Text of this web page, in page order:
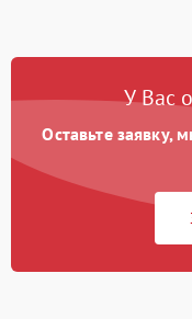
У Вас
Оставьте заявку,